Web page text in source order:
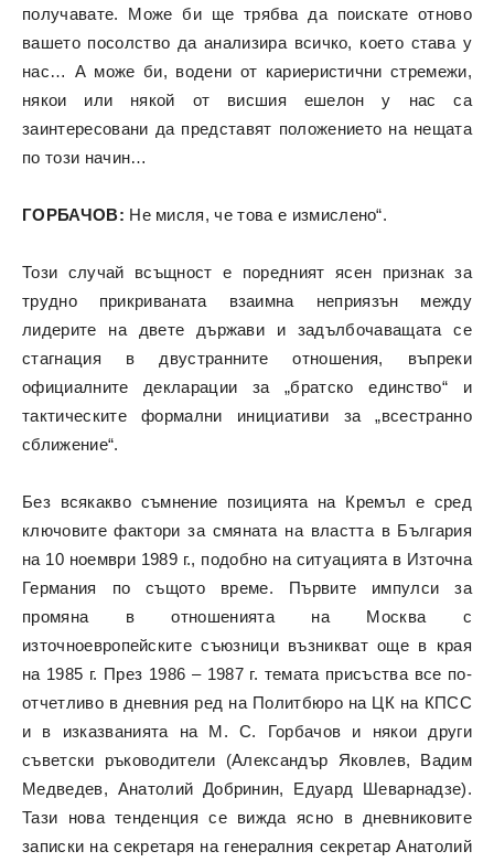
получавате. Може би ще трябва да поискате отново
вашето посолство да анализира всичко, което става у
нас… А може би, водени от кариеристични стремежи,
някои или някой от висшия ешелон у нас са
заинтересовани да представят положението на нещата
по този начин…
ГОРБАЧОВ: Не мисля, че това е измислено“.
Този случай всъщност е поредният ясен признак за
трудно прикриваната взаимна неприязън между
лидерите на двете държави и задълбочаващата се
стагнация в двустранните отношения, въпреки
официалните декларации за „братско единство“ и
тактическите формални инициативи за „всестранно
сближение“.
Без всякакво съмнение позицията на Кремъл е сред
ключовите фактори за смяната на властта в България
на 10 ноември 1989 г., подобно на ситуацията в Източна
Германия по същото време. Първите импулси за
промяна в отношенията на Москва с
източноевропейските съюзници възникват още в края
на 1985 г. През 1986 – 1987 г. темата присъства все по-
отчетливо в дневния ред на Политбюро на ЦК на КПСС
и в изказванията на М. С. Горбачов и някои други
съветски ръководители (Александър Яковлев, Вадим
Медведев, Анатолий Добринин, Едуард Шеварнадзе).
Тази нова тенденция се вижда ясно в дневниковите
записки на секретаря на генералния секретар Анатолий